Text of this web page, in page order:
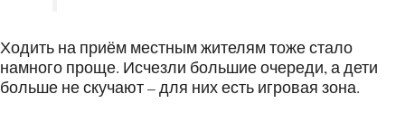
Ходить на приём местным жителям тоже стало
намного проще. Исчезли большие очереди, а дети
больше не скучают – для них есть игровая зона.